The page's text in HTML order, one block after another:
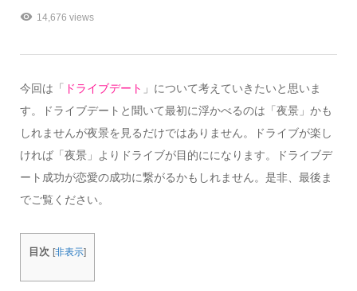
14,676 views
今回は「 ドライブデート 」について考えていきたいと思いま
す。ドライブデートと聞いて最初に浮かべるのは「夜景」かも
しれませんが夜景を見るだけではありません。ドライブが楽し
ければ「夜景」よりドライブが目的にになります。ドライブデ
ート成功が恋愛の成功に繋がるかもしれません。是非、最後ま
でご覧ください。
目次 [非表示]